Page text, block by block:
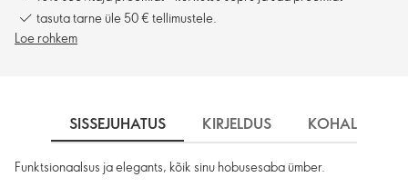
tasuta tarne üle 50 € tellimustele.
Loe rohkem
SISSEJUHATUS KIRJELDUS
Funktsionaalsus ja elegants, kõik sinu hobusesaba ümber.